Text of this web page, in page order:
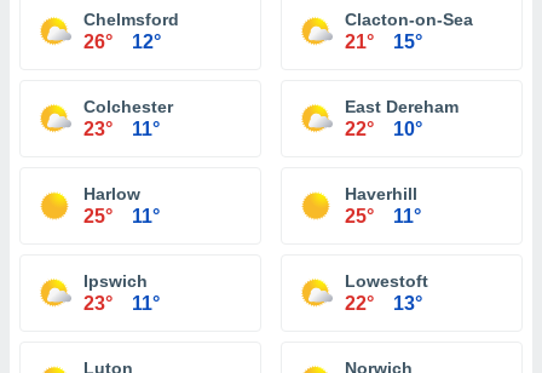
Chelmsford
26° 12°
Clacton-on-Sea
21° 15°
Colchester
23° 11°
East Dereham
22° 10°
Harlow
25° 11°
Haverhill
25° 11°
Ipswich
23° 11°
Lowestoft
22° 13°
Luton Norwich